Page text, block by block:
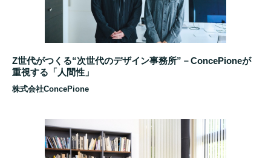
Z世代がつくる“次世代のデザイン事務所”－ConcePioneが
重視する「人間性」
株式会社ConcePione